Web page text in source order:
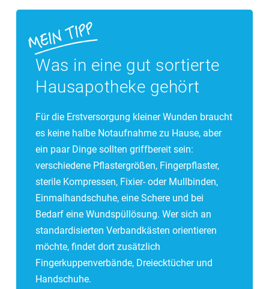
Was in eine gut sortierte
Hausapotheke gehört
Für die Erstversorgung kleiner Wunden braucht
es keine halbe Notaufnahme zu Hause, aber
ein paar Dinge sollten griffbereit sein:
verschiedene Pflastergrößen, Fingerpflaster,
sterile Kompressen, Fixier- oder Mullbinden,
Einmalhandschuhe, eine Schere und bei
Bedarf eine Wundspüllösung. Wer sich an
standardisierten Verbandkästen orientieren
möchte, findet dort zusätzlich
Fingerkuppenverbände, Dreiecktücher und
Handschuhe.